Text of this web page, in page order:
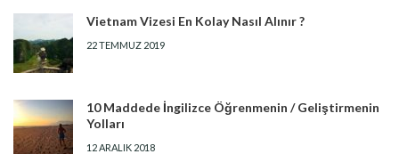
Vietnam Vizesi En Kolay Nasıl Alınır ?
22 TEMMUZ 2019
10 Maddede İngilizce Öğrenmenin / Geliştirmenin
Yolları
12 ARALIK 2018